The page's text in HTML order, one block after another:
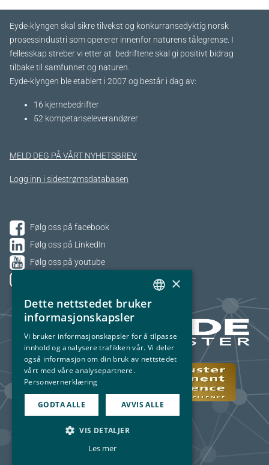
Eyde-klyngen skal sikre tilvekst og konkurransedyktig norsk
prosessindustri som opererer innenfor naturens tålegrense. I
fellesskap streber vi etter at bedriftene skal gi positivt bidrag
tilbake til samfunnet og naturen.
Eyde-klyngen ble etablert i 2007 og består i dag av:
16 kjernebedrifter​
52 kompetanseleverandører
MELD DEG PÅ VÅRT NYHETSBREV
Logg inn i sidestrømsdatabasen
Følg oss på facebook
Følg oss på LinkedIn
Følg oss på youtube
NORWEGIAN
×
Dette nettstedet bruker
informasjonskapsler
Vi bruker informasjonskapsler for å tilpasse
innhold og analysere trafikken vår. Vi deler
også informasjon om din bruk av nettstedet
vårt med våre analysepartnere.
Personvernerklæring
GODTA ALLE AVVIS ALLE
VIS DETALJER
Les mer